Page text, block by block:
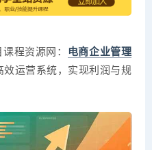
程资源网：
电商企业管理
运营系统，实现利润与规